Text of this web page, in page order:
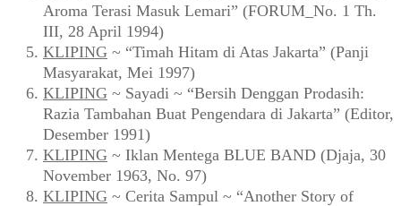
Aroma Terasi Masuk Lemari” (FORUM_No. 1 Th.
III, 28 April 1994)
KLIPING ~ “Timah Hitam di Atas Jakarta” (Panji
Masyarakat, Mei 1997)
KLIPING ~ Sayadi ~ “Bersih Denggan Prodasih:
Razia Tambahan Buat Pengendara di Jakarta” (Editor,
Desember 1991)
KLIPING ~ Iklan Mentega BLUE BAND (Djaja, 30
November 1963, No. 97)
KLIPING ~ Cerita Sampul ~ “Another Story of